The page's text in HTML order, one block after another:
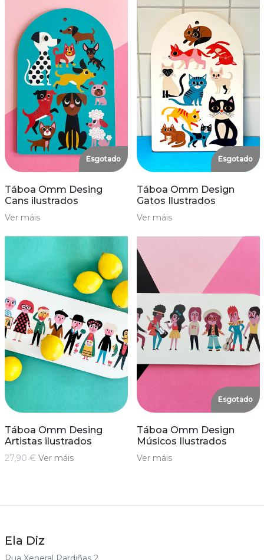
Esgotado
Táboa Omm Desing
Cans ilustrados
Ver máis
Esgotado
Táboa Omm Design
Gatos Ilustrados
Ver máis
Táboa Omm Desing
Artistas ilustrados
27,90 € Ver máis
Esgotado
Táboa Omm Design
Músicos Ilustrados
Ver máis
Ela Diz